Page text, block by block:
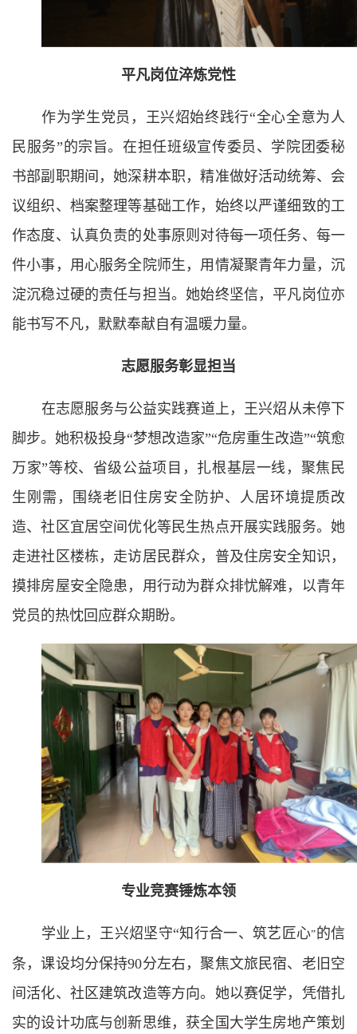
平凡岗位淬炼党性
作为学生党员，王兴炤始终践行“全心全意为人
民服务”的宗旨。在担任班级宣传委员、学院 团委秘
书部副职期间，她深耕本职，精准做好活动统筹、会
议组织、档案整理等基础工作，始终以严谨细致的工
作态度、认真负责的处事原则对待每一项任务、每一
件小事，用心服务全院师生，用情凝聚青年力量，沉
淀沉稳过硬的责任与担当。她始终坚信，平凡岗位亦
能书写不凡，默默奉献自有温暖力量。
志愿服务彰显担当
在志愿服务与公益实践赛道上，王兴炤从未停下
脚步。她积极投身“梦想改造家”“危房重生改造”“筑愈
万家”等校、省级公益项目，扎根基层一线，聚焦民
生刚需，围绕老旧住房安全防护、人居环境提质改
造、社区宜居空间优化等民生热点开展实践服务。她
走进社区楼栋，走访居民群众，普及住房安全知识，
摸排房屋安全隐患，用行动为群众排忧解难，以青年
党员的热忱回应群众期盼。
专业竞赛锤炼本领
学业上，王兴炤坚守“知行合一、筑艺匠心”的信
条，课设均分保持90分左右，聚焦文旅民宿、老旧空
间活化、社区建筑改造等方向。她以赛促学，凭借扎
实的设计功底与创新思维，获全国大学生房地产策划